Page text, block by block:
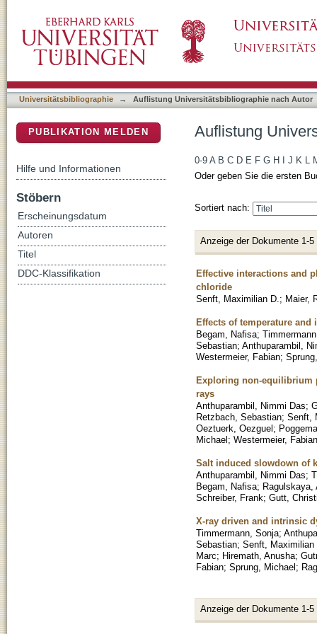
Universitätsbibliographie → Auflistung Universitätsbibliographie nach Autor
Auflistung
0-9 A B C D E F G H J K L
Oder geben Sie die ersten
Sortiert nach:
Anzeige der Dokumente 1-5
Effective interactions and
chloride
Senft, Maximilian D. ; Maier,
Effects of temperature
Begam, Nafisa;
Sebastian; Anthuparambil,
Westermeier, Fabian;
Exploring non-equilibrium
rays
Anthuparambil, Nimmi Das;
Retzbach, Sebastian; Senft,
Oeztuerk, Oezguel;
Michael; Westermeier, Fabian
Salt induced slowdown of
Anthuparambil, Nimmi Das;
Begam, Nafisa; Ragulskaya,
Schreiber, Frank; Gutt,
X-ray driven and intrinsic
Timmermann, Sonja;
Sebastian; Senft, Maximilian
Marc; Hiremath, Anusha;
Fabian; Sprung, Michael;
Anzeige der Dokumente 1-5
PUBLIKATION MELDEN
Hilfe und Informationen
Stöbern
Erscheinungsdatum
Autoren
Titel
DDC-Klassifikation